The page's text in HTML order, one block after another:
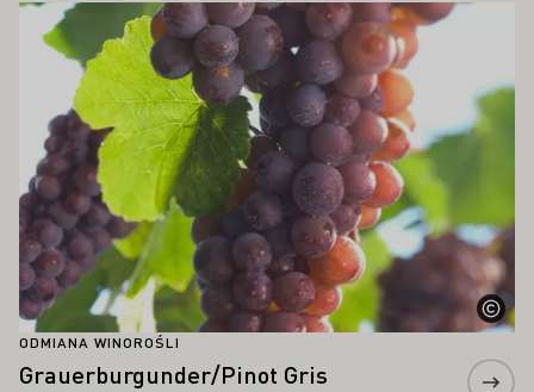
ODMIANA WINOROŚLI
Grauerburgunder/Pinot Gris
Proszę dowiedzieć się więcej